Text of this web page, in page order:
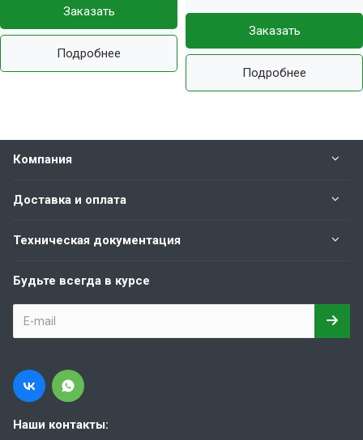
Заказать
Подробнее
Заказать
Подробнее
Компания
Доставка и оплата
Техническая документация
Будьте всегда в курсе
Наши контакты: